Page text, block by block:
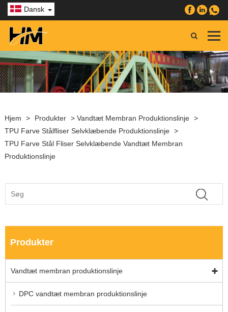
Dansk
Hjem > Produkter > Vandtæt Membran Produktionslinje >
TPU Farve Stålfliser Selvklæbende Produktionslinje >
TPU Farve Stål Fliser Selvklæbende Vandtæt Membran
Produktionslinje
Produkter
Vandtæt membran produktionslinje
DPC vandtæt membran produktionslinje